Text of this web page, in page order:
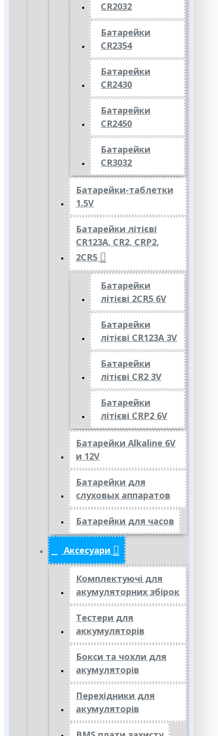
CR2032
Батарейки
CR2354
Батарейки
CR2430
Батарейки
CR2450
Батарейки
CR3032
Батарейки-таблетки
1.5V
Батарейки літієві
CR123A, CR2, CRP2,
2CR5
Батарейки
літієві 2CR5 6V
Батарейки
літієві CR123A 3V
Батарейки
літієві CR2 3V
Батарейки
літієві CRP2 6V
Батарейки Alkaline 6V
и 12V
Батарейки для
слуховых аппаратов
Батарейки для часов
Аксесуари
Комплектуючі для
акумуляторних збірок
Тестери для
аккумуляторів
Бокси та чохли для
акумуляторів
Перехідники для
акумуляторів